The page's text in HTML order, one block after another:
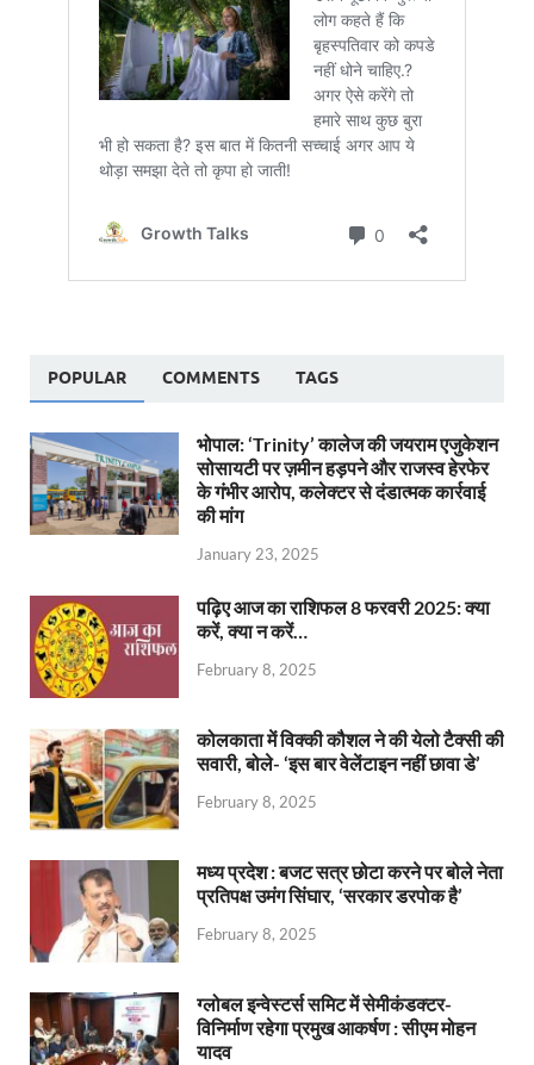
POPULAR COMMENTS TAGS
भोपाल: ‘Trinity’ कालेज की जयराम एजुकेशन
सोसायटी पर ज़मीन हड़पने और राजस्व हेरफेर
के गंभीर आरोप, कलेक्टर से दंडात्मक कार्रवाई
की मांग
January 23, 2025
पढ़िए आज का राशिफल 8 फरवरी 2025: क्या
करें, क्या न करें…
February 8, 2025
कोलकाता में विक्की कौशल ने की येलो टैक्सी की
सवारी, बोले- ‘इस बार वेलेंटाइन नहीं छावा डे’
February 8, 2025
मध्य प्रदेश : बजट सत्र छोटा करने पर बोले नेता
प्रतिपक्ष उमंग सिंघार, ‘सरकार डरपोक है’
February 8, 2025
ग्लोबल इन्वेस्टर्स समिट में सेमीकंडक्टर-
विनिर्माण रहेगा प्रमुख आकर्षण : सीएम मोहन
यादव